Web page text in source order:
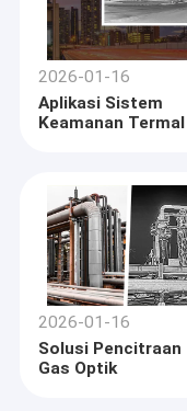
2026-01-16
Aplikasi Sistem
Keamanan Termal
2026-01-16
Solusi Pencitraan
Gas Optik